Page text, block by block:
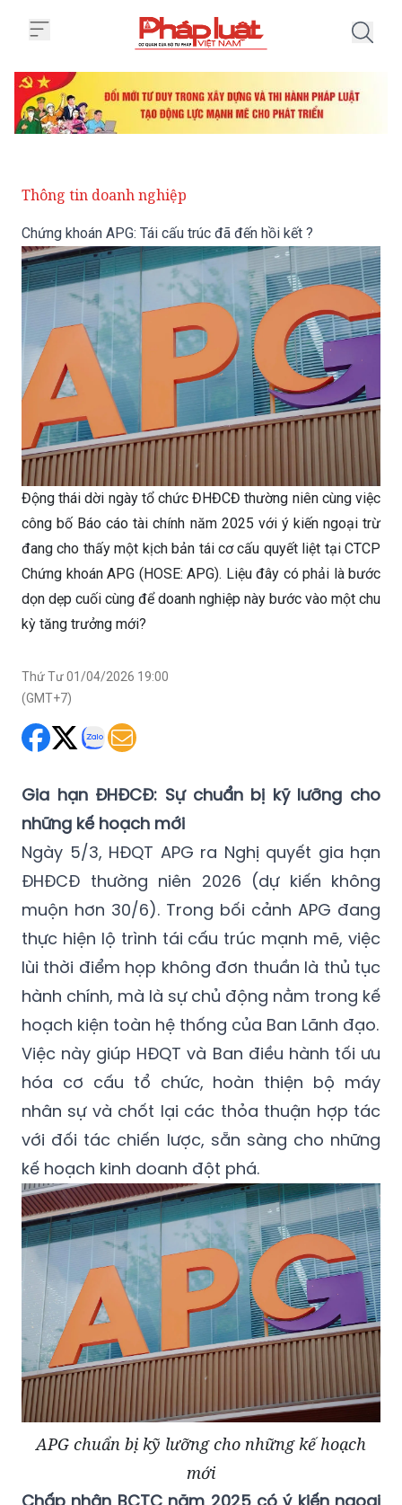
Thông tin doanh nghiệp
Chứng khoán APG: Tái cấu trúc đã đến hồi kết ?
Động thái dời ngày tổ chức ĐHĐCĐ thường niên cùng việc
công bố Báo cáo tài chính năm 2025 với ý kiến ngoại trừ
đang cho thấy một kịch bản tái cơ cấu quyết liệt tại CTCP
Chứng khoán APG (HOSE: APG). Liệu đây có phải là bước
dọn dẹp cuối cùng để doanh nghiệp này bước vào một chu
kỳ tăng trưởng mới?
Thứ Tư 01/04/2026 19:00
(GMT+7)
Gia hạn ĐHĐCĐ: Sự chuẩn bị kỹ lưỡng cho
những kế hoạch mới
Ngày 5/3, HĐQT APG ra Nghị quyết gia hạn
ĐHĐCĐ thường niên 2026 (dự kiến không
muộn hơn 30/6). Trong bối cảnh APG đang
thực hiện lộ trình tái cấu trúc mạnh mẽ, việc
lùi thời điểm họp không đơn thuần là thủ tục
hành chính, mà là sự chủ động nằm trong kế
hoạch kiện toàn hệ thống của Ban Lãnh đạo.
Việc này giúp HĐQT và Ban điều hành tối ưu
hóa cơ cấu tổ chức, hoàn thiện bộ máy
nhân sự và chốt lại các thỏa thuận hợp tác
với đối tác chiến lược, sẵn sàng cho những
kế hoạch kinh doanh đột phá.
APG chuẩn bị kỹ lưỡng cho những kế hoạch
mới